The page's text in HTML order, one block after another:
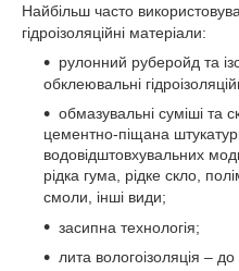
Найбільш часто
гідроізоляційні матеріали:
рулонний руберойд та
обклеювальні
обмазувальні суміші та
цементно-піщана
водовідштовхувальних
рідка гума, рідке скло,
смоли, інші види;
засипна технологія;
лита вологоізоляція –